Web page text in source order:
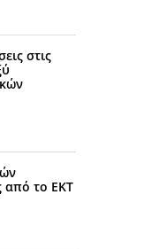
στις
από το ΕΚΤ